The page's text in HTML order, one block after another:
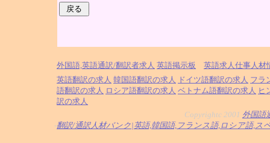
外国語,英語通訳/翻訳者求人 英語掲示板
英語求人仕事人材
英語翻訳の求人 韓国語翻訳の求人 ドイツ語翻訳の求人 フラ
語翻訳の求人 ロシア語翻訳の求人 ベトナム語翻訳の求人 ヒ
訳の求人
Copyrightc 2001 外国語
-翻訳/通訳人材バンク|英語,韓国語,フランス語,ロシア語,